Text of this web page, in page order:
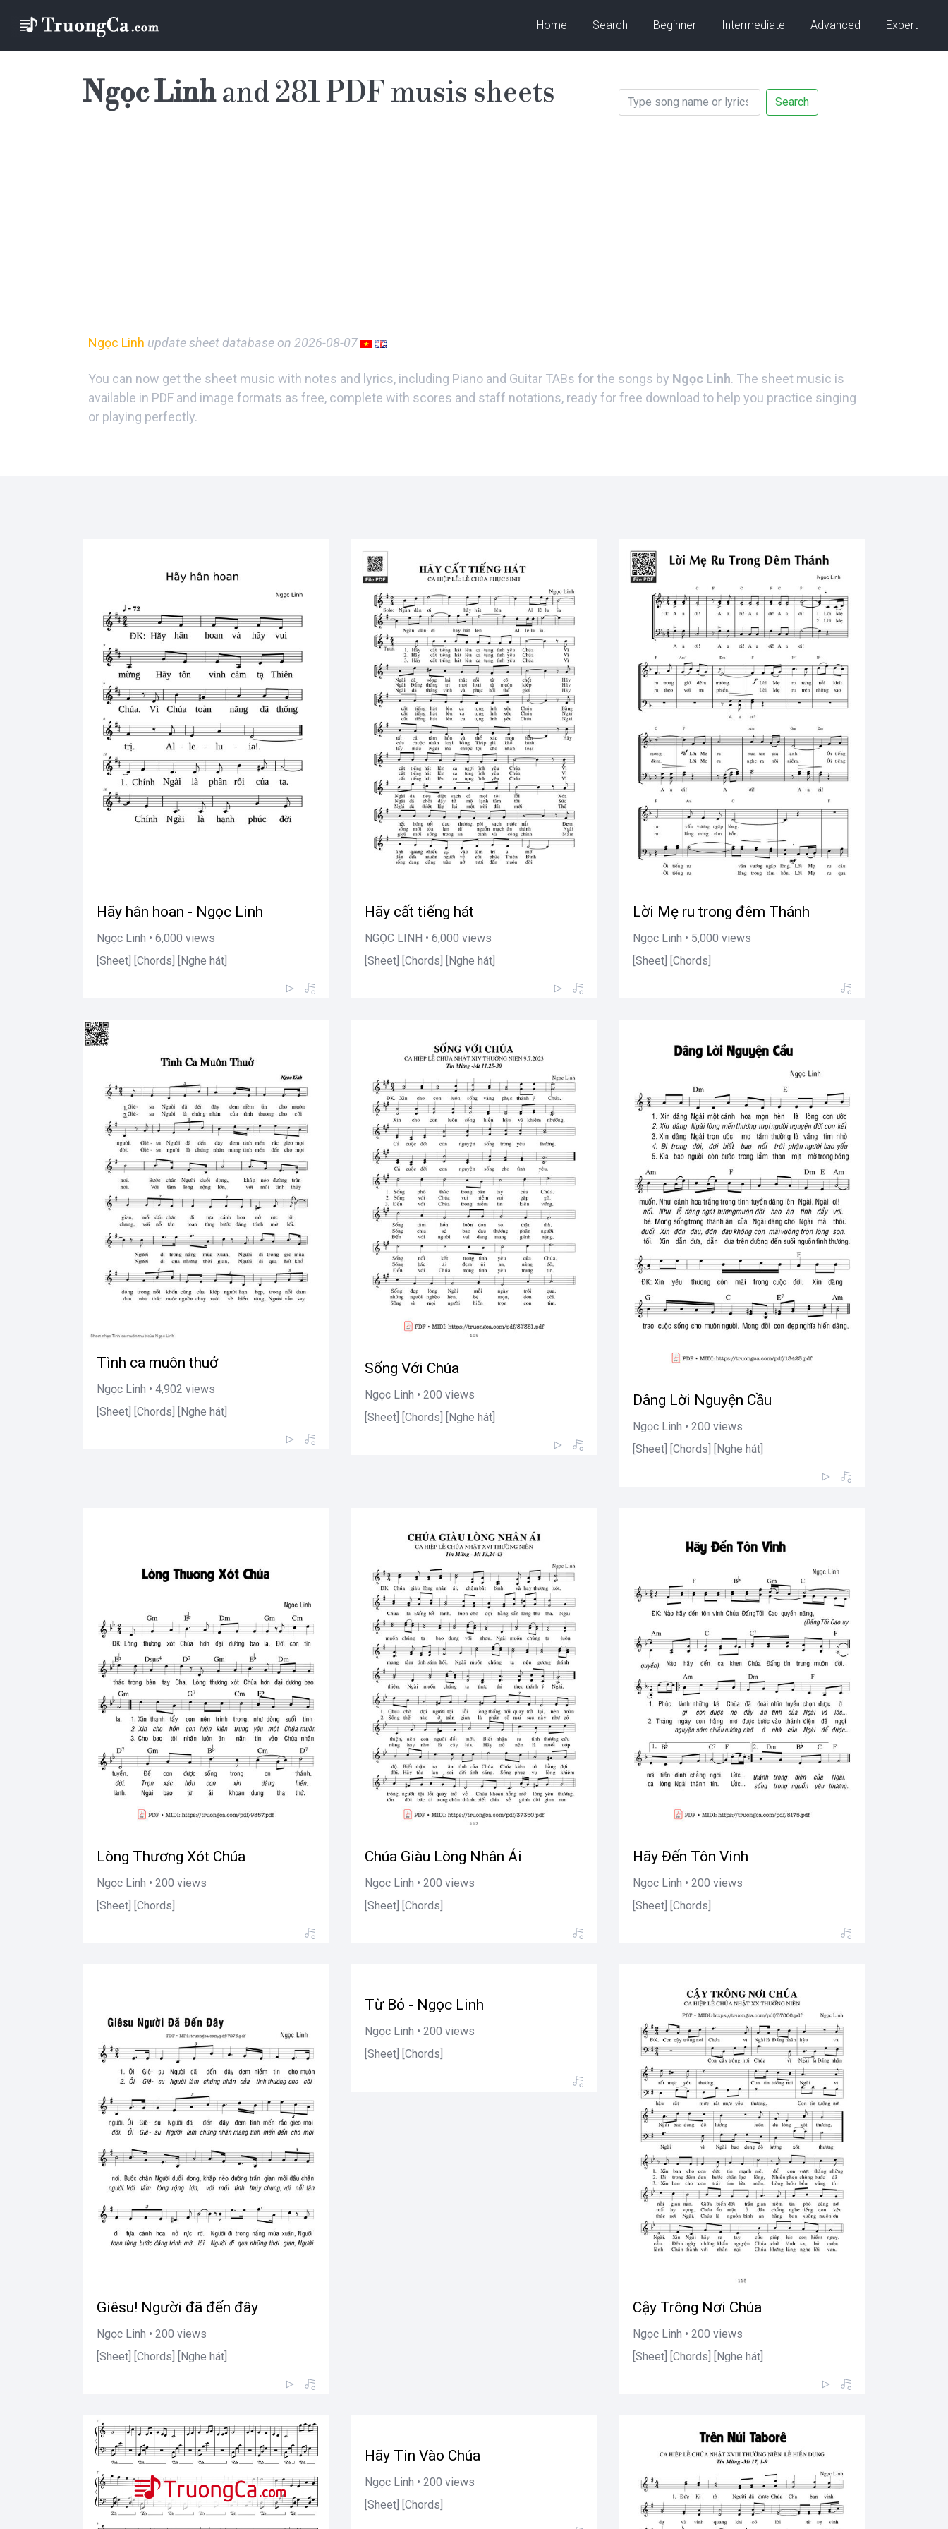
Home Search Beginner Intermediate Advanced Expert
Ngọc Linhand 281 PDF musis sheets Search
Ngọc Linh update sheet database on 2026-08-07
You can now get the sheet music with notes and lyrics, including Piano and Guitar TABs for the songs by Ngọc Linh. The sheet music is
available in PDF and image formats as free, complete with scores and staff notations, ready for free download to help you practice singing
or playing perfectly.
Hãy hân hoan - Ngọc Linh
Ngọc Linh • 6,000 views
[Sheet] [Chords] [Nghe hát]
Hãy cất tiếng hát
NGỌC LINH • 6,000 views
[Sheet] [Chords] [Nghe hát]
Lời Mẹ ru trong đêm Thánh
Ngọc Linh • 5,000 views
[Sheet] [Chords]
Tình ca muôn thuở
Ngọc Linh • 4,902 views
[Sheet] [Chords] [Nghe hát]
Sống Với Chúa
Ngọc Linh • 200 views
[Sheet] [Chords] [Nghe hát]
Dâng Lời Nguyện Cầu
Ngọc Linh • 200 views
[Sheet] [Chords] [Nghe hát]
Lòng Thương Xót Chúa
Ngọc Linh • 200 views
[Sheet] [Chords]
Chúa Giàu Lòng Nhân Ái
Ngọc Linh • 200 views
[Sheet] [Chords]
Hãy Đến Tôn Vinh
Ngọc Linh • 200 views
[Sheet] [Chords]
Giêsu! Người đã đến đây
Ngọc Linh • 200 views
[Sheet] [Chords] [Nghe hát]
Từ Bỏ - Ngọc Linh
Ngọc Linh • 200 views
[Sheet] [Chords]
Cậy Trông Nơi Chúa
Ngọc Linh • 200 views
[Sheet] [Chords] [Nghe hát]
Hãy Tin Vào Chúa
Ngọc Linh • 200 views
[Sheet] [Chords]